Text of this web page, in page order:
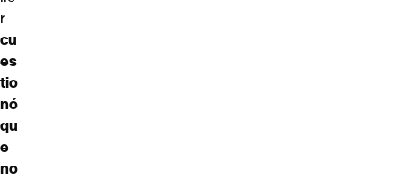
r
cu
es
tio
nó
qu
e
no